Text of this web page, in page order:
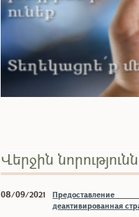
Վերջին
08/09/2021
деактивированная